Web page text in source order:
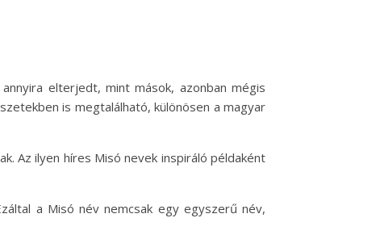
elterjedt, mint mások, azonban mégis
is megtalálható, különösen a magyar
Az ilyen híres Misó nevek inspiráló példaként
a Misó név nemcsak egy egyszerű név,